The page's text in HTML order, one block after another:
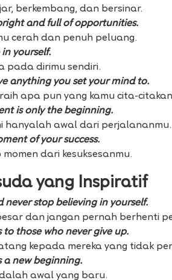
berkembang, dan bersinar.
and full of opportunities.
cerah dan penuh peluang.
yourself.
pada dirimu sendiri.
anything you set your mind to.
apa pun yang kamu cita-
is only the beginning.
hanyalah awal dari perjalananmu.
of your success.
dari kesuksesanmu.
yang Inspiratif
never stop believing in yourself.
dan jangan pernah berhenti
to those who never give up.
kepada mereka yang tidak
a new beginning.
awal yang baru.